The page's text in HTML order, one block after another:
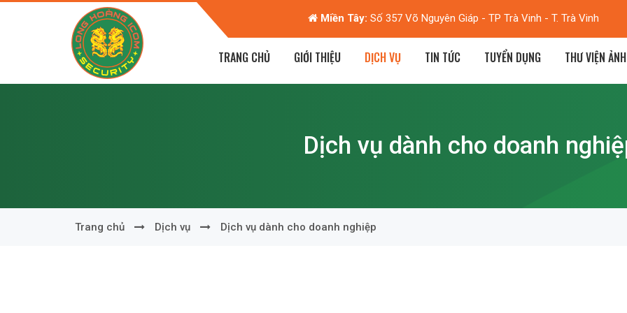
Giáp - TP Trà Vinh - T. Trà Vinh Vũng Tàu:Tầng 7 - Tòa nhà H6 - Khu Á Châu - Phan Huy Chú - TP Vĩnh
TRANG CHỦ GIỚI THIỆU DỊCH VỤ TIN TỨC TUYỂN DỤNG THƯ VIỆN ẢNH
Dịch vụ dành cho doanh
Trang chủ Dịch vụ Dịch vụ dành cho doanh nghiệp